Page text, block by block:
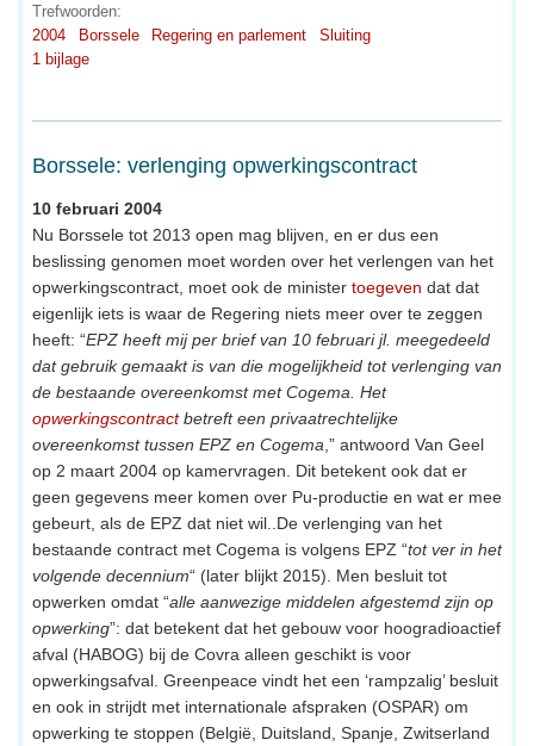
Trefwoorden:
2004
Borssele Regering en parlement
Sluiting
1 bijlage
Borssele: verlenging opwerkingscontract
10 februari 2004
Nu Borssele tot 2013 open mag blijven, en er dus een
beslissing genomen moet worden over het verlengen van het
opwerkingscontract, moet ook de minister toegeven dat dat
eigenlijk iets is waar de Regering niets meer over te zeggen
heeft: “EPZ heeft mij per brief van 10 februari jl. meegedeeld
dat gebruik gemaakt is van die mogelijkheid tot verlenging van
de bestaande overeenkomst met Cogema. Het
opwerkingscontractbetreft een privaatrechtelijke
overeenkomst tussen EPZ en Cogema ,” antwoord Van Geel
op 2 maart 2004 op kamervragen. Dit betekent ook dat er
geen gegevens meer komen over Pu-productie en wat er mee
gebeurt, als de EPZ dat niet wil..De verlenging van het
bestaande contract met Cogema is volgens EPZ “tot ver in het
volgende decennium“ (later blijkt 2015). Men besluit tot
opwerken omdat “alle aanwezige middelen afgestemd zijn op
opwerking”: dat betekent dat het gebouw voor hoogradioactief
afval (HABOG) bij de Covra alleen geschikt is voor
opwerkingsafval. Greenpeace vindt het een ‘rampzalig’ besluit
en ook in strijdt met internationale afspraken (OSPAR) om
opwerking te stoppen (België, Duitsland, Spanje, Zwitserland